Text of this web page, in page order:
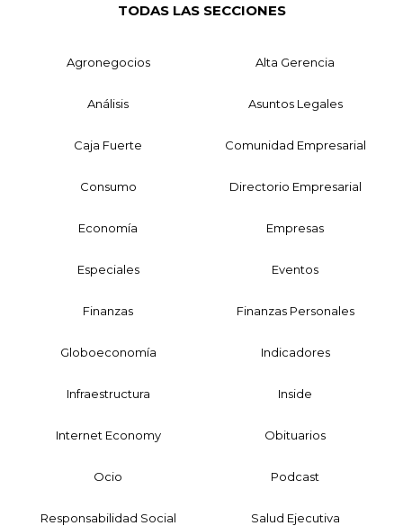
TODAS LAS SECCIONES
Agronegocios Alta Gerencia
Análisis Asuntos Legales
Caja Fuerte Comunidad Empresarial
Consumo Directorio Empresarial
Economía Empresas
Especiales Eventos
Finanzas Finanzas Personales
Globoeconomía Indicadores
Infraestructura Inside
Internet Economy Obituarios
Ocio Podcast
Responsabilidad Social Salud Ejecutiva